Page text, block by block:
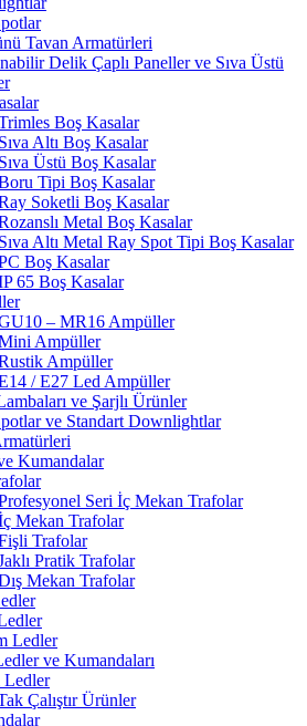
Tavan Armatürleri
Delik Çaplı Paneller ve Sıva Üstü
Boş Kasalar
Sıva Altı Boş Kasalar
Sıva Üstü Boş Kasalar
Tipi Boş Kasalar
Soketli Boş Kasalar
Metal Boş Kasalar
Sıva Altı Metal Ray Spot Tipi Boş Kasalar
Boş Kasalar
65 Boş Kasalar
– MR16 Ampüller
Ampüller
Ampüller
/ E27 Led Ampüller
ve Şarjlı Ürünler
ve Standart Downlightlar
Kumandalar
Seri İç Mekan Trafolar
Mekan Trafolar
Trafolar
Pratik Trafolar
Mekan Trafolar
Ledler
ve Kumandaları
Çalıştır Ürünler